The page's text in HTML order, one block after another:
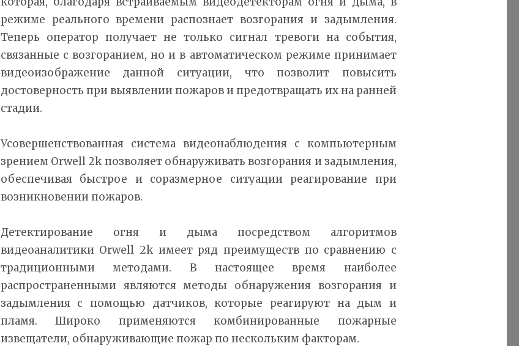
режиме реального времени распознает возгорания и задымления.
Теперь оператор получает не только сигнал тревоги на события,
связанные с возгоранием, но и в автоматическом режиме принимает
видеоизображение данной ситуации, что позволит повысить
достоверность при выявлении пожаров и предотвращать их на ранней
стадии.
Усовершенствованная система видеонаблюдения с компьютерным
зрением Orwell 2k позволяет обнаруживать возгорания и задымления,
обеспечивая быстрое и соразмерное ситуации реагирование при
возникновении пожаров.
Детектирование огня и дыма посредством алгоритмов
видеоаналитики Orwell 2k имеет ряд преимуществ по сравнению с
традиционными методами. В настоящее время наиболее
распространенными являются методы обнаружения возгорания и
задымления с помощью датчиков, которые реагируют на дым и
пламя. Широко применяются комбинированные пожарные
извещатели, обнаруживающие пожар по нескольким факторам.